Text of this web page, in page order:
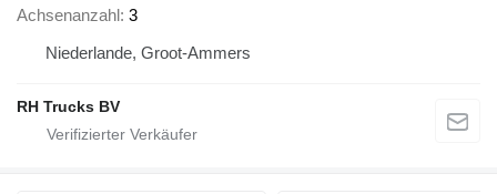
Achsenanzahl 3
Niederlande, Groot-Ammers
RH Trucks BV